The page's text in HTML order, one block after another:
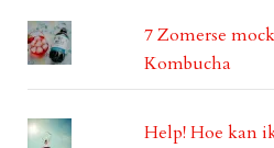
7 Zomerse
Kombucha
Help! Hoe kan